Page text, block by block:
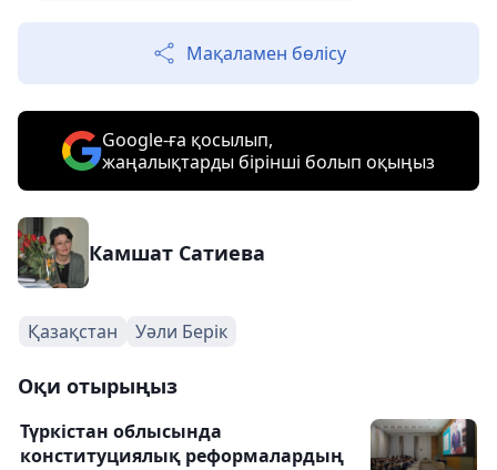
Мақаламен бөлісу
Google-ға қосылып,
жаңалықтарды бірінші болып оқыңыз
Камшат Сатиева
Қазақстан Уәли Берік
Оқи отырыңыз
Түркістан облысында
конституциялық реформалардың